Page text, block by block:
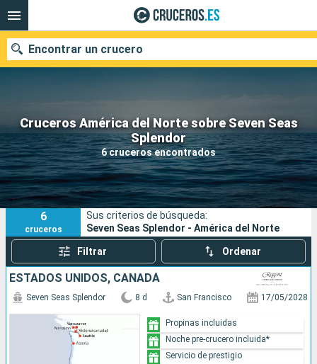
Cruceros América del Norte sobre Seven Seas
Splendor
6 cruceros encontrados
Encontrar un crucero
Nuestros destinos
Fecha de salida
Puertos Compañías
Buscar
6
cruceros
Sus criterios de búsqueda:
Seven Seas Splendor - América del Norte
Filtrar Ordenar
ESTADOS UNIDOS, CANADÁ
Seven Seas Splendor 8 d San Francisco 17/05/2028
Propinas incluidas
Noche pre-crucero incluida*
Servicio de prestigio